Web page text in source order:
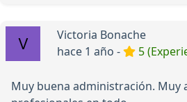
Victoria Bonache
hace 1 año -
5
Muy buena administración. Muy